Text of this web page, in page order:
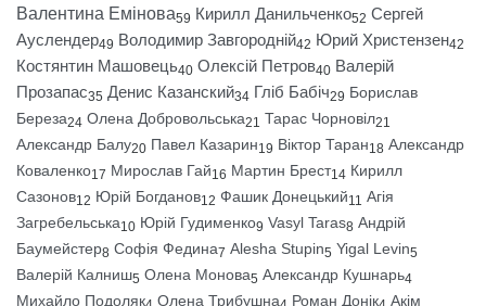
Валентина Емінова59 Кирилл Данильченко52 Сергей
Ауслендер49 Володимир Завгородній42 Юрий Христензен42
Костянтин Машовець40 Олексій Петров40 Валерій
Прозапас35 Денис Казанский34 Гліб Бабіч29 Борислав
Береза24 Олена Добровольська21 Тарас Чорновіл21
Александр Балу20 Павел Казарин19 Віктор Таран18 Александр
Коваленко17 Мирослав Гай16 Мартин Брест14 Кирилл
Сазонов12 Юрій Богданов12 Фашик Донецький11 Агія
Загребельська10 Юрій Гудименко9 Vasyl Taras8 Андрій
Баумейстер8 Софія Федина7 Alesha Stupin5 Yigal Levin5
Валерій Калниш5 Олена Монова5 Александр Кушнарь4
Михайло Подоляк Олена Трибушна Роман Донік
Акім